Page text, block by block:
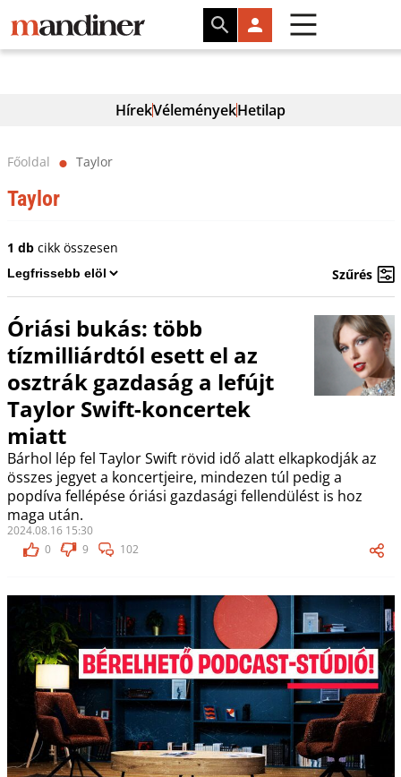
HírekVéleményekHetilap
Főoldal ⬤ Taylor
Taylor
1 dbcikk összesen
Szűrés
Óriási bukás: több
tízmilliárdtól esett el az
osztrák gazdaság a lefújt
Taylor Swift-koncertek
miatt
Bárhol lép fel Taylor Swift rövid idő alatt elkapkodják az
összes jegyet a koncertjeire, mindezen túl pedig a
popdíva fellépése óriási gazdasági fellendülést is hoz
maga után.
2024.08.16 15:30
0
9 102